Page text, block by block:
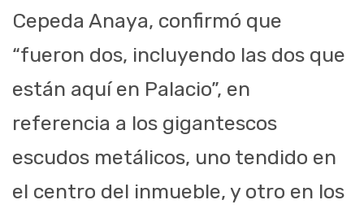
Cepeda Anaya, confirmó que
“fueron dos, incluyendo las dos que
están aquí en Palacio”, en
referencia a los gigantescos
escudos metálicos, uno tendido en
el centro del inmueble, y otro en los